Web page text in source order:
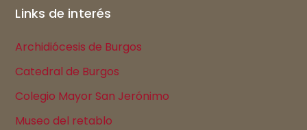
Links de interés
Archidiócesis de Burgos
Catedral de Burgos
Colegio Mayor San Jerónimo
Museo del retablo